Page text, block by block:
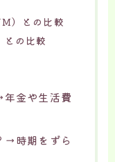
）との比較
との比較
金や生活費
→時期をずら